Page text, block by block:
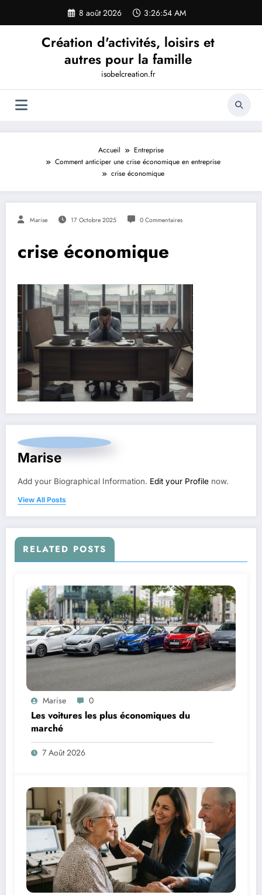
contenu
8 août 2026 3:26:54 AM
Création d'activités, loisirs et
autres pour la famille
isobelcreation.fr
Accueil
Entreprise
Comment anticiper une crise économique en entreprise
crise économique
Marise 17 Octobre 2025 0 Commentaires
crise économique
Marise
Add your Biographical Information. Edit your Profile now.
View All Posts
RELATED POSTS
Marise 0
Les voitures les plus économiques du
marché
7 Août 2026